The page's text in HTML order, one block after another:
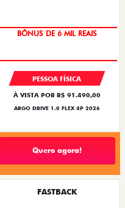
TAXA ZERO
PESSOA FÍSICA
À VISTA POR R$ 91.490,00
ARGO DRIVE 1.0 FLEX 4P 2026
Quero agora!
FASTBACK